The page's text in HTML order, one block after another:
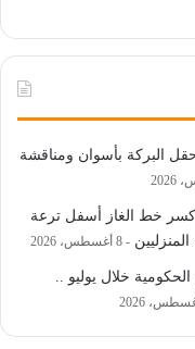
حقل البركة بأسوان ومناقشة
كسر خط الغاز أسفل ترعة
8 أغسطس، 2026
خلال يوليو ..